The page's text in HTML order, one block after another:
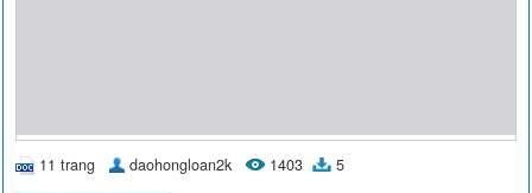
11 trang daohongloan2k 1403 5